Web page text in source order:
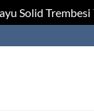
Solid Trembesi